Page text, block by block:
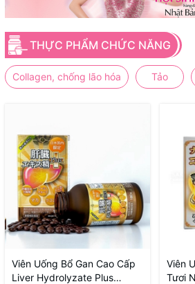
THỰC PHẨM CHỨC NĂNG
Collagen, chống lão hóa Tảo
Viên Uống Bổ Gan Cao Cấp
Liver Hydrolyzate Plus
Viên
Tươi